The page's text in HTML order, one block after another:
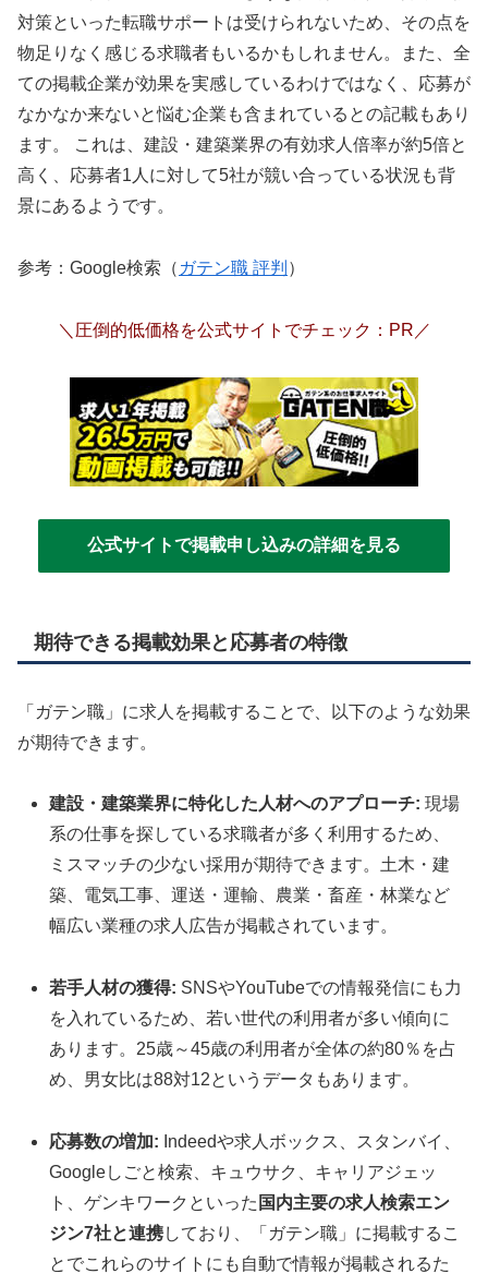
対策といった転職サポートは受けられないため、その点を
物足りなく感じる求職者もいるかもしれません。
また、全
ての掲載企業が効果を実感しているわけではなく、応募が
なかなか来ないと悩む企業も含まれているとの記載もあり
ます。
これは、建設・建築業界の有効求人倍率が約5倍と
高く、応募者1人に対して5社が競い合っている状況も背
景にあるようです。
参考：Google検索（ ガテン職 評判 ）
＼圧倒的低価格を公式サイトでチェック：PR／
公式サイトで掲載申し込みの詳細を見る
期待できる掲載効果と応募者の特徴
「ガテン職」に求人を掲載することで、以下のような効果
が期待できます。
建設・建築業界に特化した人材へのアプローチ: 現場
系の仕事を探している求職者が多く利用するため、
ミスマッチの少ない採用が期待できます。土木・建
築、電気工事、運送・運輸、農業・畜産・林業など
幅広い業種の求人広告が掲載されています。
若手人材の獲得: SNSやYouTubeでの情報発信にも力
を入れているため、若い世代の利用者が多い傾向に
あります。 25歳～45歳の利用者が全体の約80％を占
め、男女比は88対12というデータもあります。
応募数の増加: Indeedや求人ボックス、スタンバイ、
Googleしごと検索、キュウサク、キャリアジェッ
ト、ゲンキワークといった 国内主要の求人検索エン
ジン7社と連携しており、「ガテン職」に掲載するこ
とでこれらのサイトにも自動で情報が掲載されるた